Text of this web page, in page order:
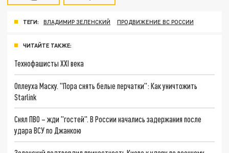
ТЕГИ: ВЛАДИМИР ЗЕЛЕНСКИЙ ПРОДВИЖЕНИЕ ВС РОССИИ
ЧИТАЙТЕ ТАКЖЕ:
Технофашисты XXI века
Оплеуха Маску. "Пора снять белые перчатки": Как уничтожить
Starlink
Снял ПВО – жди "гостей". В России начались задержания после
удара ВСУ по Джанкою